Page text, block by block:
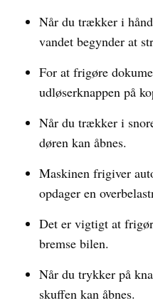
Når du trækker i
vandet begynder at
For at frigøre
udløserknappen på
Når du trækker i
døren kan åbnes.
Maskinen frigiver
opdager en
Det er vigtigt at
bremse bilen.
Når du trykker på
skuffen kan åbnes.